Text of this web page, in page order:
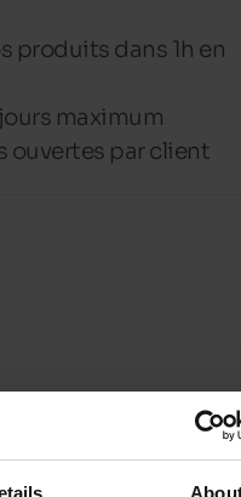
produits dans 1h en
maximum
ouvertes par client